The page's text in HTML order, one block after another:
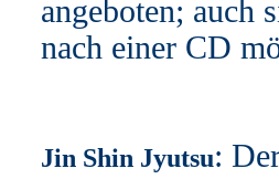
angeboten; auch
nach einer CD
Jin Shin Jyutsu: